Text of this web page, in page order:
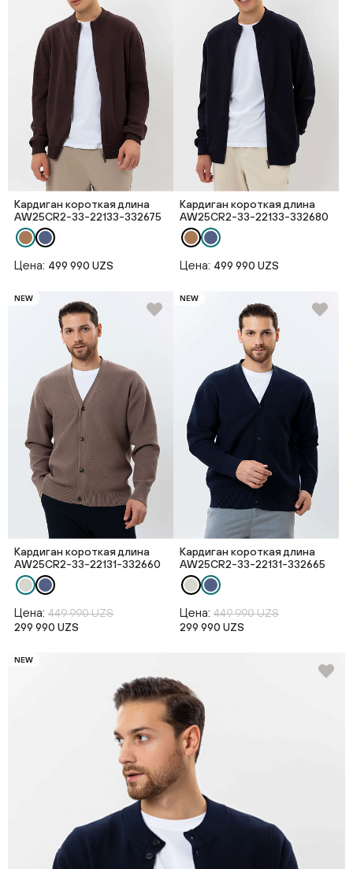
Кардиган короткая длина
AW25CR2-33-22133-332675
Цена: 499 990 UZS
Кардиган короткая длина
AW25CR2-33-22133-332680
Цена: 499 990 UZS
NEW
Кардиган короткая длина
AW25CR2-33-22131-332660
Цена: 449 990 UZS
299 990 UZS
NEW
Кардиган короткая длина
AW25CR2-33-22131-332665
Цена: 449 990 UZS
299 990 UZS
NEW